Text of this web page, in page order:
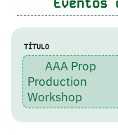
Eventos
TÍTULO
AAA Prop
Production
Workshop